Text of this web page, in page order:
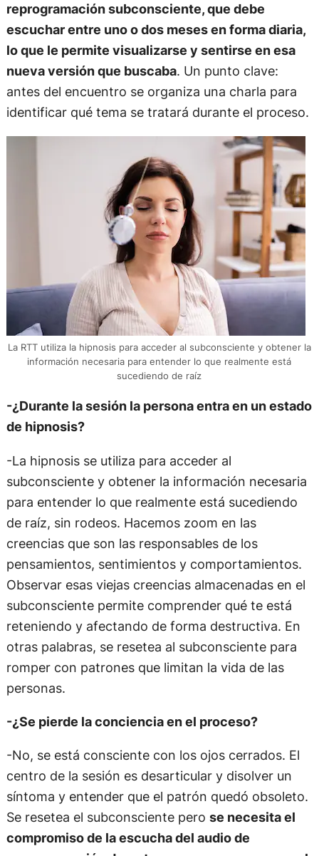
reprogramación subconsciente, que debe
escuchar entre uno o dos meses en forma diaria,
lo que le permite visualizarse y sentirse en esa
nueva versión que buscaba. Un punto clave:
antes del encuentro se organiza una charla para
identificar qué tema se tratará durante el proceso.
La RTT utiliza la hipnosis para acceder al subconsciente y obtener la
información necesaria para entender lo que realmente está
sucediendo de raíz
-¿Durante la sesión la persona entra en un estado
de hipnosis?
-La hipnosis se utiliza para acceder al
subconsciente y obtener la información necesaria
para entender lo que realmente está sucediendo
de raíz, sin rodeos. Hacemos zoom en las
creencias que son las responsables de los
pensamientos, sentimientos y comportamientos.
Observar esas viejas creencias almacenadas en el
subconsciente permite comprender qué te está
reteniendo y afectando de forma destructiva. En
otras palabras, se resetea al subconsciente para
romper con patrones que limitan la vida de las
personas.
-¿Se pierde la conciencia en el proceso?
-No, se está consciente con los ojos cerrados. El
centro de la sesión es desarticular y disolver un
síntoma y entender que el patrón quedó obsoleto.
Se resetea el subconsciente pero se necesita el
compromiso de la escucha del audio de